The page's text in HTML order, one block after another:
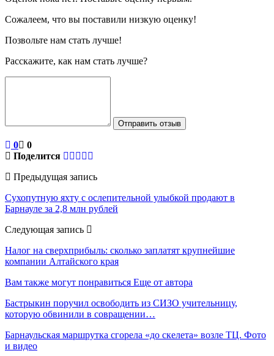
Сожалеем, что вы поставили низкую оценку!
Позвольте нам стать лучше!
Расскажите, как нам стать лучше?
Отправить отзыв
0
0
Поделится
Предыдущая запись
Сухопутную яхту с ослепительной улыбкой продают в
Барнауле за 2,8 млн рублей
Следующая запись
Налог на сверхприбыль: сколько заплатят крупнейшие
компании Алтайского края
Вам также могут понравиться Еще от автора
Бастрыкин поручил освободить из СИЗО учительницу,
которую обвинили в совращении…
Барнаульская маршрутка сгорела «до скелета» возле ТЦ. Фото
и видео